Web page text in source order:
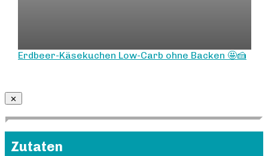
Erdbeer-Käsekuchen Low-Carb ohne Backen 🤩🍰
Zutaten